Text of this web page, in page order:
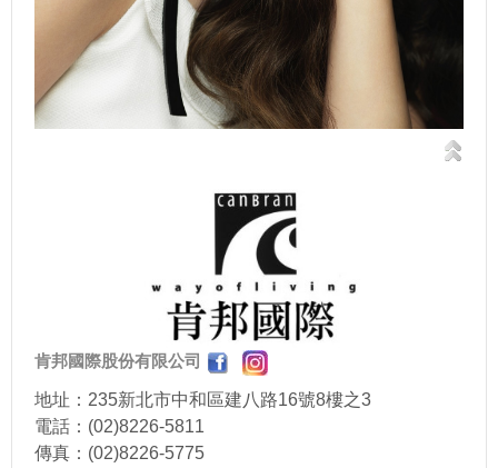
肯邦國際股份有限公司
地址：235新北市中和區建八路16號8樓之3
電話：(02)8226-5811
傳真：(02)8226-5775